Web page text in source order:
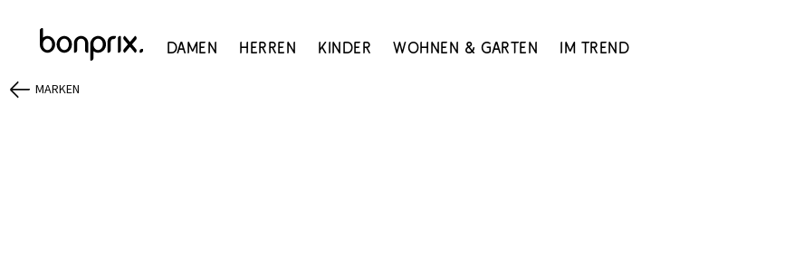
Damen Herren Kinder Wohnen & Garten Im Trend
MARKEN